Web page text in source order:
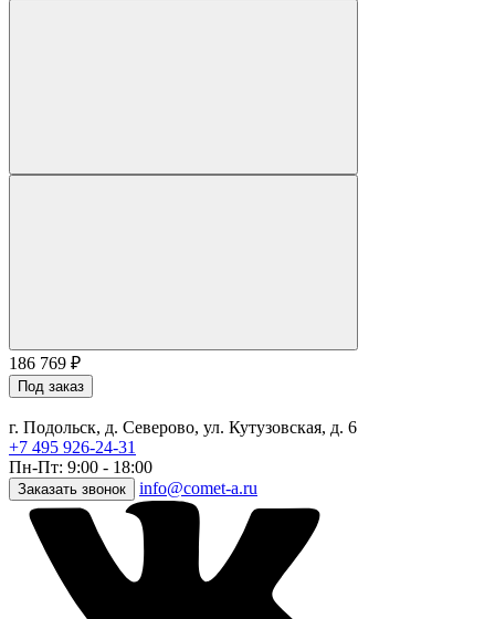
186 769 ₽
Под заказ
г. Подольск, д. Северово, ул. Кутузовская, д. 6
+7 495 926-24-31
Пн-Пт: 9:00 - 18:00
Заказать звонок info@comet-a.ru